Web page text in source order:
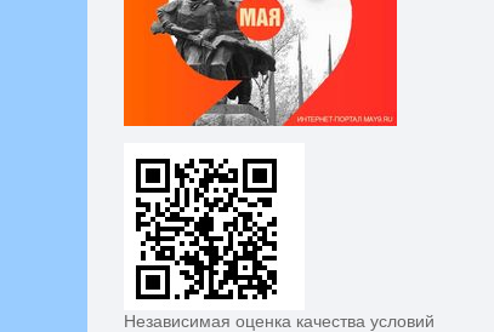
Независимая оценка качества условий